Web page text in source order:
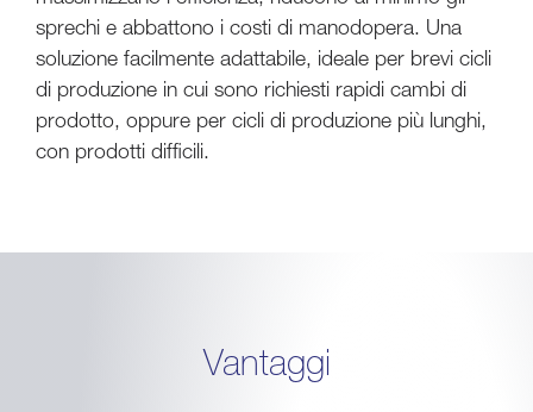
sprechi e abbattono i costi di manodopera. Una
soluzione facilmente adattabile, ideale per brevi cicli
di produzione in cui sono richiesti rapidi cambi di
prodotto, oppure per cicli di produzione più lunghi,
con prodotti difficili.
Vantaggi